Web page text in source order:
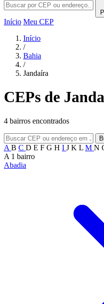
Início Meu CEP
Início
/
Bahia
/
Jandaíra
CEPs de
4 bairros encontrados
A B C D E F G H I J K L M N
A 1 bairro
Abadia